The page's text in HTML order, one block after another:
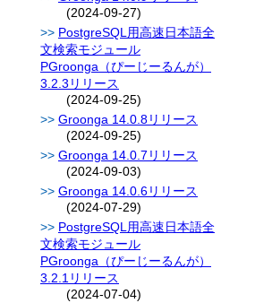
(2024-09-27)
PostgreSQL用高速日本語全
文検索モジュール
PGroonga（ぴーじーるんが）
3.2.3リリース
(2024-09-25)
Groonga 14.0.8リリース
(2024-09-25)
Groonga 14.0.7リリース
(2024-09-03)
Groonga 14.0.6リリース
(2024-07-29)
PostgreSQL用高速日本語全
文検索モジュール
PGroonga（ぴーじーるんが）
3.2.1リリース
(2024-07-04)